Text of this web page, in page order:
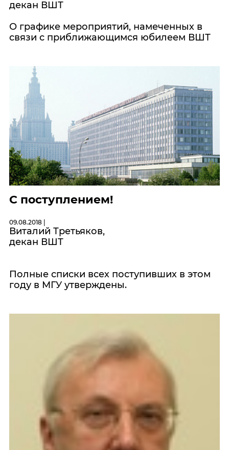
декан ВШТ
О графике мероприятий, намеченных в
связи с приближающимся юбилеем ВШТ
С поступлением!
09.08.2018 |
Виталий Третьяков,
декан ВШТ
Полные списки всех поступивших в этом
году в МГУ утверждены.